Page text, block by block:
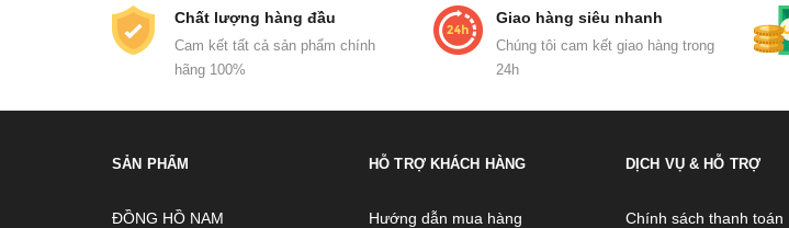
Chất lượng hàng đầu
Cam kết tất cả sản phẩm chính
hãng 100%
Giao hàng siêu nhanh
Chúng tôi cam kết giao hàng trong
24h
SẢN PHẨM
ĐỒNG HỒ NAM
HỖ TRỢ KHÁCH HÀNG
Hướng dẫn mua hàng
DỊCH VỤ & HỖ TRỢ
Chính sách thanh toán